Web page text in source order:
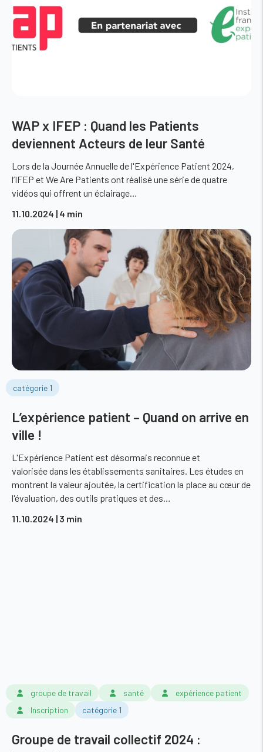
WAP x IFEP : Quand les Patients
deviennent Acteurs de leur Santé
Lors de la Journée Annuelle de l'Expérience Patient 2024,
l’IFEP et We Are Patients ont réalisé une série de quatre
vidéos qui offrent un éclairage…
11.10.2024 | 4 min
catégorie 1
L’expérience patient – Quand on arrive en
ville !
L'Expérience Patient est désormais reconnue et
valorisée dans les établissements sanitaires. Les études en
montrent la valeur ajoutée, la certification la place au cœur de
l'évaluation, des outils pratiques et des…
11.10.2024 | 3 min
groupe de travail santé
expérience patient
Inscription
catégorie 1
Groupe de travail collectif 2024 :